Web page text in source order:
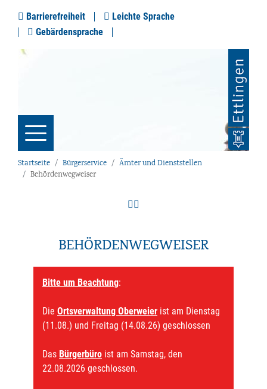
Barrierefreiheit
Leichte Sprache
Gebärdensprache
Startseite Bürgerservice
Ämter und Dienststellen
Behördenwegweiser
BEHÖRDENWEGWEISER
Bitte um Beachtung:
Die Ortsverwaltung Oberweier ist am Dienstag
(11.08.) und Freitag (14.08.26) geschlossen
Das Bürgerbüro ist am Samstag, den
22.08.2026 geschlossen.